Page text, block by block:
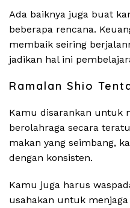
Ada baiknya juga buat
beberapa rencana.
membaik seiring
jadikan hal ini
Ramalan Shio
Kamu disarankan untuk
berolahraga secara
makan yang seimbang,
dengan konsisten.
Kamu juga harus
usahakan untuk